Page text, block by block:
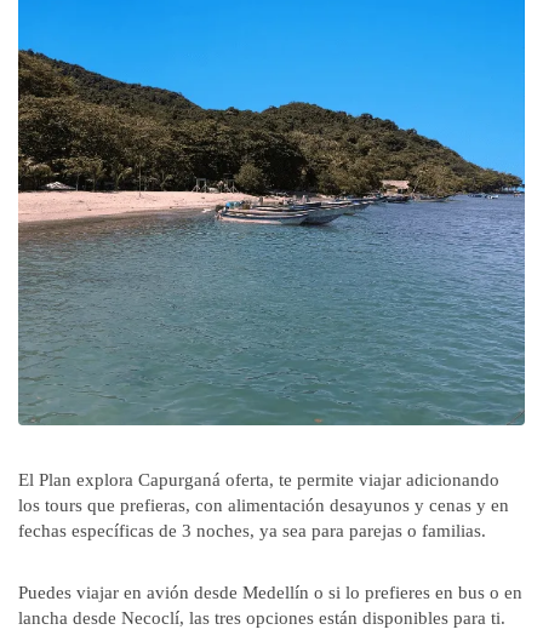
El Plan explora Capurganá oferta, te permite viajar adicionando
los tours que prefieras, con alimentación desayunos y cenas y en
fechas específicas de 3 noches, ya sea para parejas o familias.
Puedes viajar en avión desde Medellín o si lo prefieres en bus o en
lancha desde Necoclí, las tres opciones están disponibles para ti.